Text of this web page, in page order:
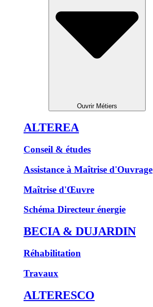
Ouvrir Métiers
ALTEREA
Conseil & études
Assistance à Maîtrise d'Ouvrage
Maîtrise d'Œuvre
Schéma Directeur énergie
BECIA & DUJARDIN
Réhabilitation
Travaux
ALTERESCO